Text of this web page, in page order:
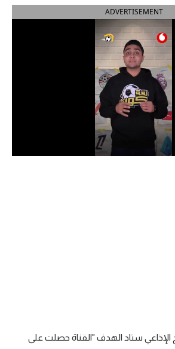
ADVERTISEMENT
الإذاعي ستاد الهدف "القناة حصلت على